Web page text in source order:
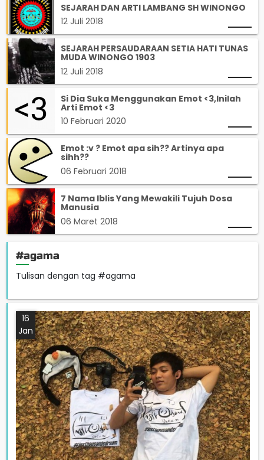
SEJARAH DAN ARTI LAMBANG SH WINONGO
12 Juli 2018
SEJARAH PERSAUDARAAN SETIA HATI TUNAS
MUDA WINONGO 1903
12 Juli 2018
Si Dia Suka Menggunakan Emot <3,Inilah
Arti Emot <3
10 Februari 2020
Emot :v ? Emot apa sih?? Artinya apa
sihh??
06 Februari 2018
7 Nama Iblis Yang Mewakili Tujuh Dosa
Manusia
06 Maret 2018
#agama
Tulisan dengan tag #agama
16
Jan